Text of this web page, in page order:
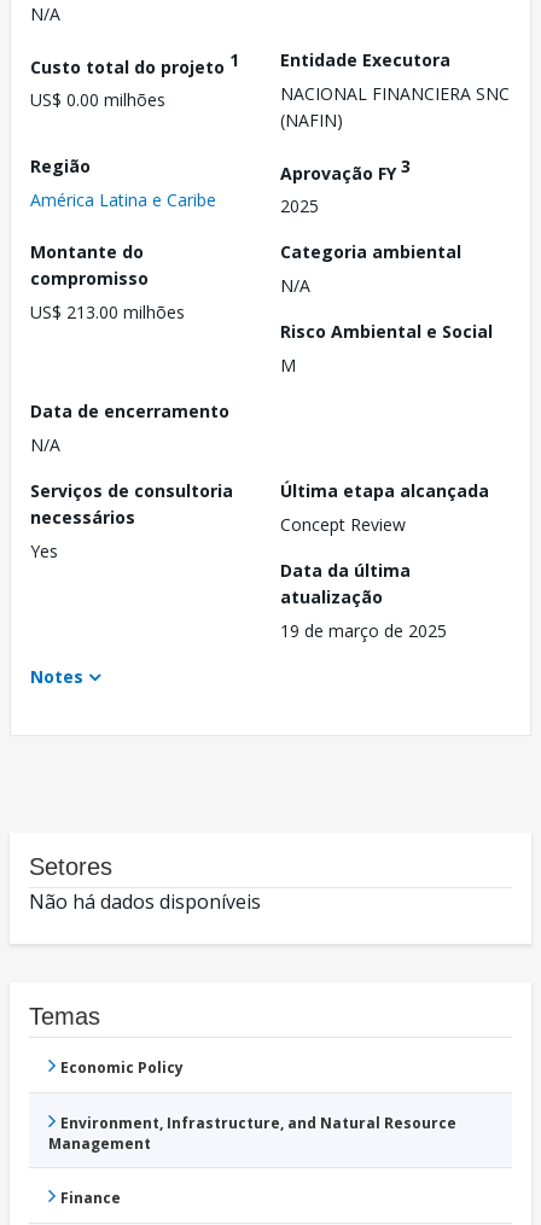
N/A
Custo total do projeto 1
US$ 0.00 milhões
Entidade Executora
NACIONAL FINANCIERA SNC
(NAFIN)
Região
América Latina e Caribe
Aprovação FY3
2025
Montante do
compromisso
US$ 213.00 milhões
Categoria ambiental
N/A
Risco Ambiental e Social
M
Data de encerramento
N/A
Serviços de consultoria
necessários
Yes
Última etapa alcançada
Concept Review
Data da última
atualização
19 de março de 2025
Notes
Setores
Não há dados disponíveis
Temas
Economic Policy
Environment, Infrastructure, and Natural Resource
Management
Finance